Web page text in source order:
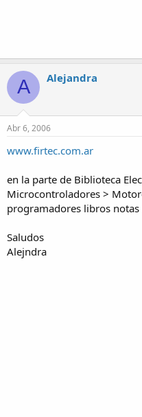
A Alejandra
Abr 6, 2006
www.firtec.com.ar
en la parte de Biblioteca
Microcontroladores >
programadores libros notas
Saludos
Alejndra